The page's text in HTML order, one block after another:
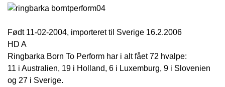
Født 11-02-2004, importeret til Sverige 16.2.2006
HD A
Ringbarka Born To Perform har i alt fået 72 hvalpe:
11 i Australien, 19 i Holland, 6 i Luxemburg, 9 i Slovenien
og 27 i Sverige.